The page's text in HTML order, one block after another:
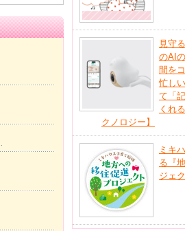
見守
のAI
間を
忙し
て「
くれ
クノロジー】
ミキ
る『
ジェク